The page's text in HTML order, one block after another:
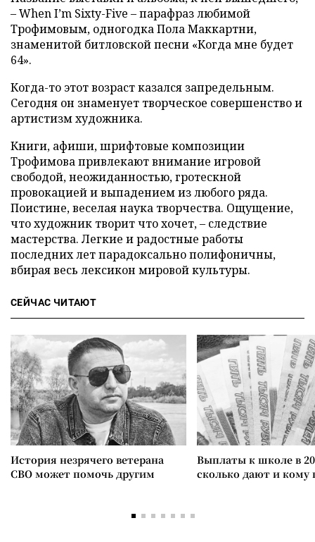
– When I’m Sixty-Five – парафраз любимой
Трофимовым, одногодка Пола Маккартни,
знаменитой битловской песни «Когда мне будет
64».
Когда-то этот возраст казался запредельным.
Сегодня он знаменует творческое совершенство и
артистизм художника.
Книги, афиши, шрифтовые композиции
Трофимова привлекают внимание игровой
свободой, неожиданностью, гротескной
провокацией и выпадением из любого ряда.
Поистине, веселая наука творчества. Ощущение,
что художник творит что хочет, – следствие
мастерства. Легкие и радостные работы
последних лет парадоксально полифоничны,
вбирая весь лексикон мировой культуры.
СЕЙЧАС ЧИТАЮТ
История незрячего ветерана
СВО может помочь другим
Выплаты к школе в
сколько дают и